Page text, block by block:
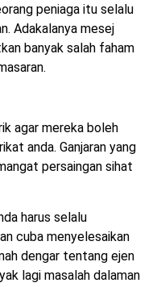
peniaga itu selalu
Adakalanya mesej
banyak salah faham
agar mereka boleh
anda. Ganjaran yang
persaingan sihat
harus selalu
cuba menyelesaikan
dengar tentang ejen
lagi masalah dalaman